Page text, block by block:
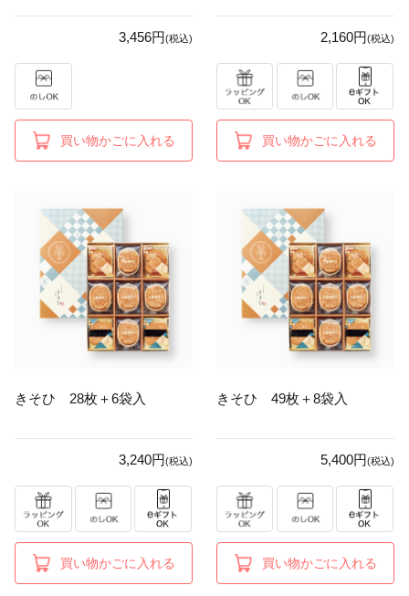
3,456円(税込)
買い物かごに入れる
2,160円(税込)
買い物かごに入れる
きそひ 28枚＋6袋入
3,240円(税込)
買い物かごに入れる
きそひ 49枚＋8袋入
5,400円(税込)
買い物かごに入れる